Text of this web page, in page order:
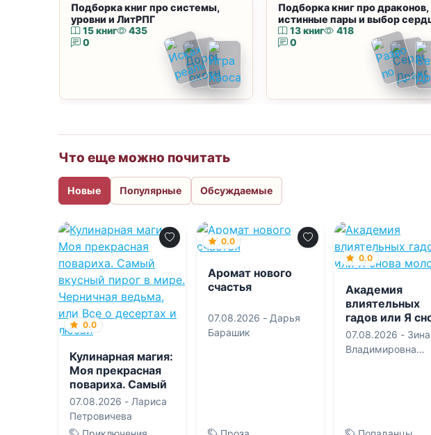
Подборка книг про системы,
уровни и ЛитРПГ
15 книг
435
0
Подборка книг про драконов,
истинные пары и выбор
13 книг
418
0
Что еще можно почитать
Новые Популярные Обсуждаемые
0.0
Кулинарная магия:
Моя прекрасная
повариха. Самый
вкусный пирог в
мире. Черничная
ведьма, или Все о
07.08.2026 - Лариса
Петровичева
0.0
Аромат нового
счастья
07.08.2026 - Дарья
Барашик
0.0
Академия
влиятельных
гадов или Я
молода?!
07.08.2026 -
Владимировна